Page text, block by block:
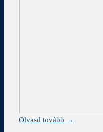
Olvasd tovább →